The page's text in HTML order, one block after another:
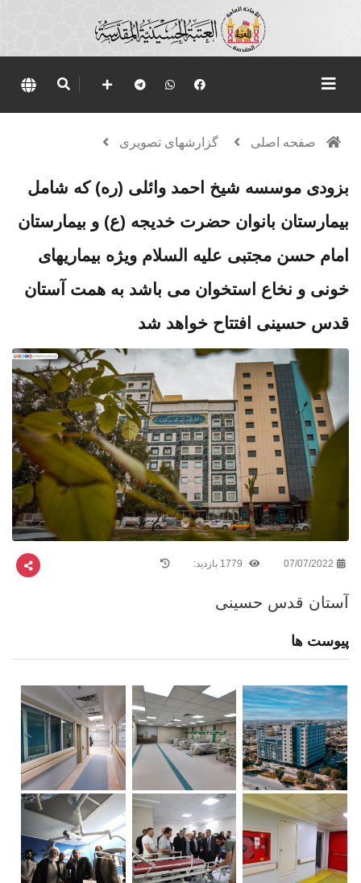
صفحه اصلی گزارشهای تصویری
بزودی موسسه شیخ احمد وائلی (ره) که شامل
بیمارستان بانوان حضرت خدیجه (ع) و بیمارستان
امام حسن مجتبی علیه السلام ویژه بیماریهای
خونی و نخاع استخوان می باشد به همت آستان
قدس حسینی افتتاح خواهد شد
07/07/2022
آستان قدس حسینی
پیوست ها